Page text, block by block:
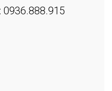
0936.888.915